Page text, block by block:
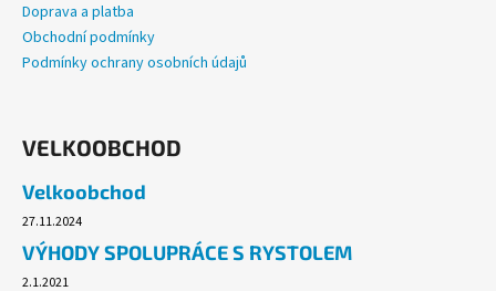
D
o
p
u
u
j
e
m
Doprava a platba
Obchodní podmínky
Podmínky ochrany osobních údajů
VELKOOBCHOD
Velkoobchod
27.11.2024
VÝHODY SPOLUPRÁCE S RYSTOLEM
2.1.2021